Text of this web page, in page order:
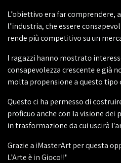
L’obiettivo era far comprendere,
l’industria, che essere
rende più competitivo su un
I ragazzi hanno mostrato
consapevolezza crescente e già
molta propensione a questo tipo
Questo ci ha permesso di
proficuo anche con la visione
in trasformazione da cui uscirà
Grazie a iMasterArt per questa
L’Arte è in Gioco!!"